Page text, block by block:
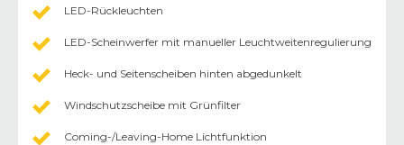
LED-Rückleuchten
LED-Scheinwerfer mit manueller Leuchtweitenregulierung
Heck- und Seitenscheiben hinten abgedunkelt
Windschutzscheibe mit Grünfilter
Coming-/Leaving-Home Lichtfunktion